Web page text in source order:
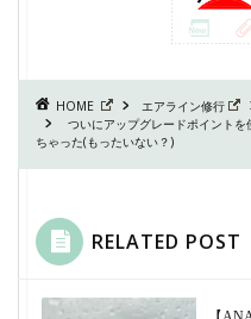
HOME エアライン修行
ついにアップグレードポイント
ちゃった(もったいない？)
RELATED POST